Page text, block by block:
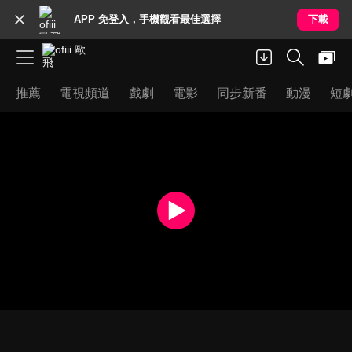
APP 免登入，手機觀看最佳選擇 下載
推薦 電視頻道 戲劇 電影 同步新番 動漫 短